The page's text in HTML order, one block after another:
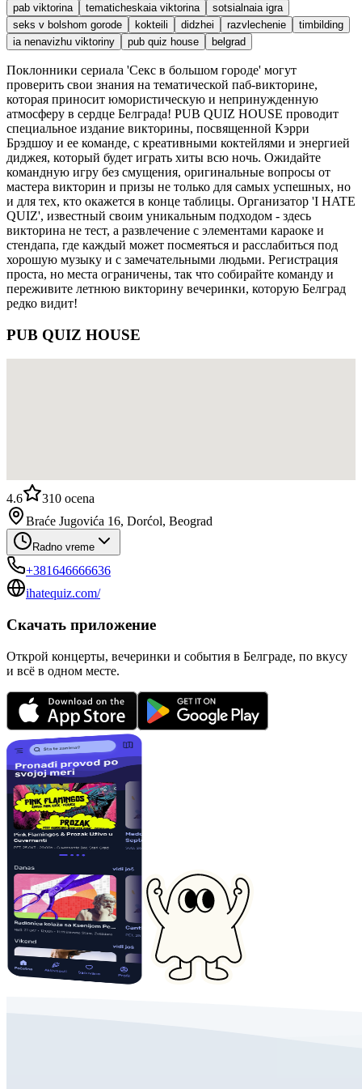
pab viktorina
tematicheskaia viktorina
sotsialnaia igra
seks v bolshom gorode
kokteili didzhei razvlechenie
timbilding
ia nenavizhu viktoriny
pub quiz house belgrad
Поклонники сериала 'Секс в большом городе' могут
проверить свои знания на тематической паб-викторине,
которая приносит юмористическую и непринужденную
атмосферу в сердце Белграда! PUB QUIZ HOUSE проводит
специальное издание викторины, посвященной Кэрри
Брэдшоу и ее команде, с креативными коктейлями и энергией
диджея, который будет играть хиты всю ночь. Ожидайте
командную игру без смущения, оригинальные вопросы от
мастера викторин и призы не только для самых успешных, но
и для тех, кто окажется в конце таблицы. Организатор 'I HATE
QUIZ', известный своим уникальным подходом - здесь
викторина не тест, а развлечение с элементами караоке и
стендапа, где каждый может посмеяться и расслабиться под
хорошую музыку и с замечательными людьми. Регистрация
проста, но места ограничены, так что собирайте команду и
переживите летнюю викторину вечеринки, которую Белград
редко видит!
PUB QUIZ HOUSE
4.6 310 ocena
Braće Jugovića 16, Dorćol, Beograd
Radno vreme
+381646666636
ihatequiz.com/
Скачать приложение
Открой концерты, вечеринки и события в Белграде, по вкусу
и всё в одном месте.